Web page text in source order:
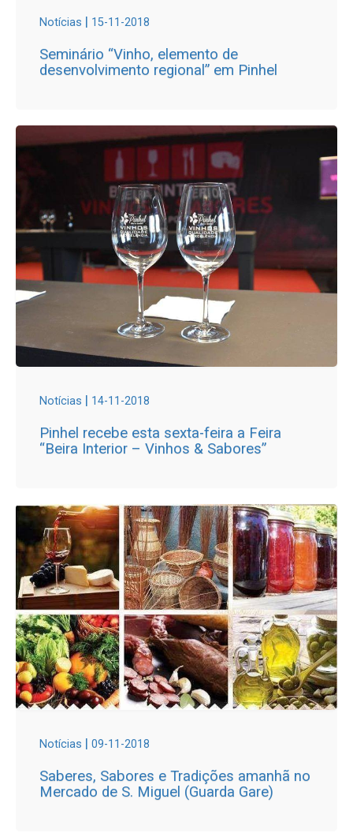
Notícias | 15-11-2018
Seminário “Vinho, elemento de
desenvolvimento regional” em Pinhel
Notícias | 14-11-2018
Pinhel recebe esta sexta-feira a Feira
“Beira Interior – Vinhos & Sabores”
Notícias | 09-11-2018
Saberes, Sabores e Tradições amanhã no
Mercado de S. Miguel (Guarda Gare)